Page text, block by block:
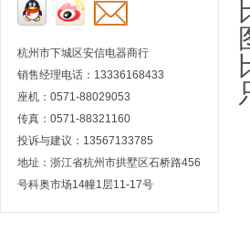
杭州市下城区安信电器商行
销售经理电话：13336168433
座机：0571-88029053
传真：0571-88321160
投诉与建议：13567133785
地址：浙江省杭州市拱墅区石桥路456
号科奥市场14幢1层11-17号